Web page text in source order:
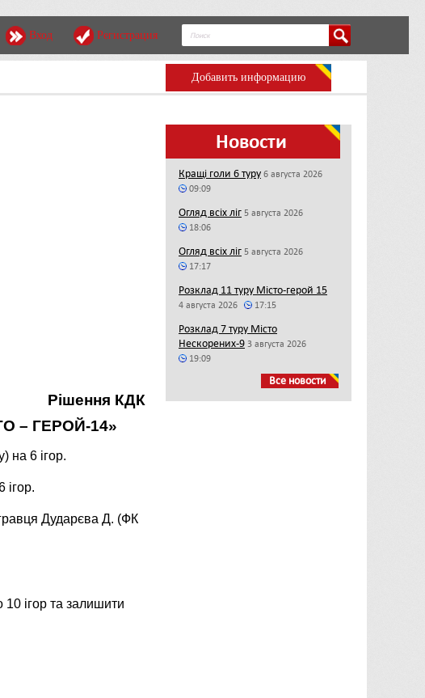
Вход Регистрация
Добавить информацию
Рішення КДК
– ГЕРОЙ-14»
) на 6 ігор.
ігор.
Дударєва Д. (ФК
ігор та залишити
Новости
Кращі голи 6 туру 6 августа 2026
09:09
Огляд всіх ліг 5 августа 2026
18:06
Огляд всіх ліг 5 августа 2026
17:17
Розклад 11 туру Місто-герой 15
4 августа 2026 17:15
Розклад 7 туру Місто
Нескорених-9 3 августа 2026
19:09
Все новости